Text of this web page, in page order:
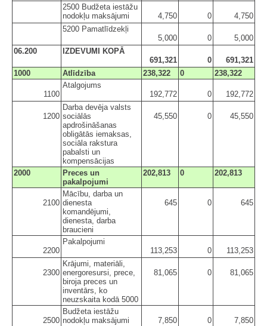
2500 Budžeta iestāžu
nodokļu maksājumi
4,750 0
4,750
5200 Pamatlīdzekļi
5,000
0
5,000
06.200
IZDEVUMI KOPĀ
691,321
0
691,321
1000
Atlīdzība 238,322 0 238,322
1100
Atalgojums
192,772
0 192,772
1200
Darba devēja valsts
sociālās
apdrošināšanas
obligātās iemaksas,
sociāla rakstura
pabalsti un
kompensācijas
45,550 0 45,550
2000
Preces un
pakalpojumi
202,813 0 202,813
2100
Mācību, darba un
dienesta
komandējumi,
dienesta, darba
braucieni
645 0 645
2200
Pakalpojumi
113,253
0 113,253
2300
Krājumi, materiāli,
energoresursi, prece,
biroja preces un
inventārs, ko
neuzskaita kodā 5000
81,065 0 81,065
2500
Budžeta iestāžu
nodokļu maksājumi
7,850 0
7,850